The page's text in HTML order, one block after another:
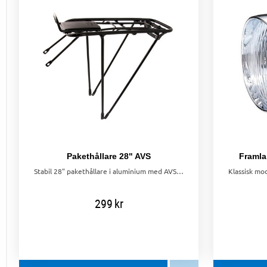
Pakethållare 28" AVS
Stabil 28" pakethållare i aluminium med AVS-system. Maxlast 25 kg, vikt 595 g. Även kompatibel med Basil Multi-System väskor och korgar.
299kr